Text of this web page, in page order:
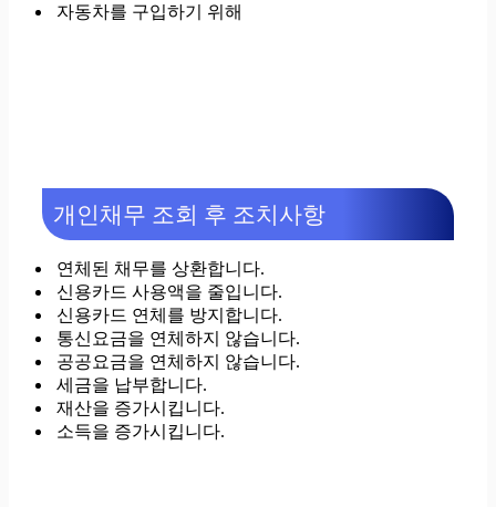
자동차를 구입하기 위해
개인채무 조회 후 조치사항
연체된 채무를 상환합니다.
신용카드 사용액을 줄입니다.
신용카드 연체를 방지합니다.
통신요금을 연체하지 않습니다.
공공요금을 연체하지 않습니다.
세금을 납부합니다.
재산을 증가시킵니다.
소득을 증가시킵니다.